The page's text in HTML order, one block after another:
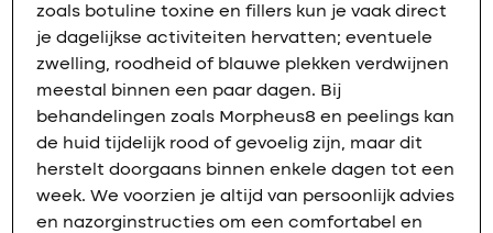
zoals botuline toxine en fillers kun je vaak direct
je dagelijkse activiteiten hervatten; eventuele
zwelling, roodheid of blauwe plekken verdwijnen
meestal binnen een paar dagen. Bij
behandelingen zoals Morpheus8 en peelings kan
de huid tijdelijk rood of gevoelig zijn, maar dit
herstelt doorgaans binnen enkele dagen tot een
week. We voorzien je altijd van persoonlijk advies
en nazorginstructies om een comfortabel en